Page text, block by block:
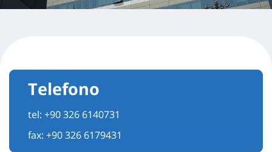
Telefono
tel: +90 326 6140731
fax: +90 326 6179431